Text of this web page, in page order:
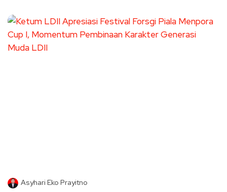
Asyhari Eko Prayitno